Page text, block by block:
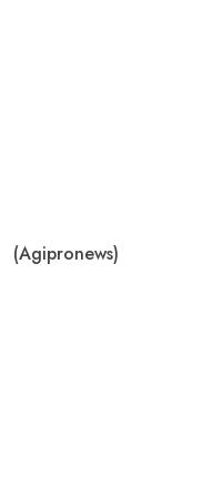
(Agipronews)